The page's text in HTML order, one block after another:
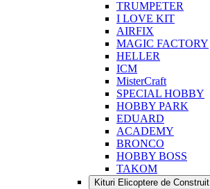
TRUMPETER
I LOVE KIT
AIRFIX
MAGIC FACTORY
HELLER
ICM
MisterCraft
SPECIAL HOBBY
HOBBY PARK
EDUARD
ACADEMY
BRONCO
HOBBY BOSS
TAKOM
Kituri Elicoptere de Construit